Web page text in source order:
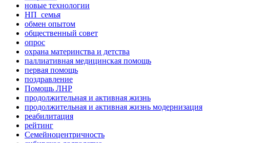
новые технологии
НП_семья
обмен опытом
общественный совет
опрос
охрана материнства и детства
паллиативная медицинская помощь
первая помощь
поздравление
Помощь ЛНР
продолжительная и активная жизнь
продолжительная и активная жизнь модернизация
реабилитация
рейтинг
Семейноцентричность